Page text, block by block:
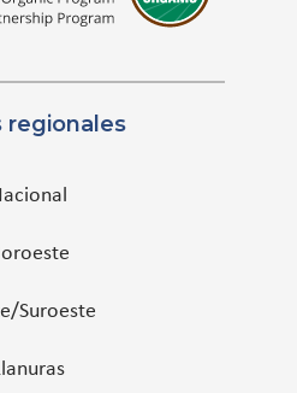
regionales
Suroeste